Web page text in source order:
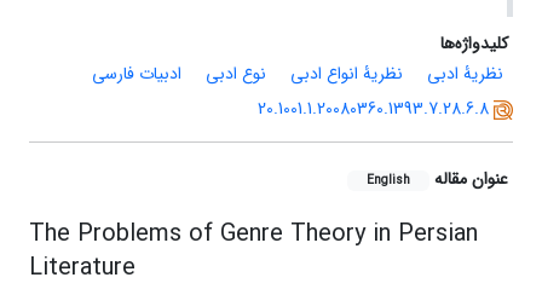
کلیدواژه‌ها
نظریۀ ادبی
نظریۀ انواع ادبی نوع ادبی
ادبیات فارسی
20.1001.1.20080360.1393.7.28.6.8
عنوان مقاله English
The Problems of Genre Theory in Persian
Literature